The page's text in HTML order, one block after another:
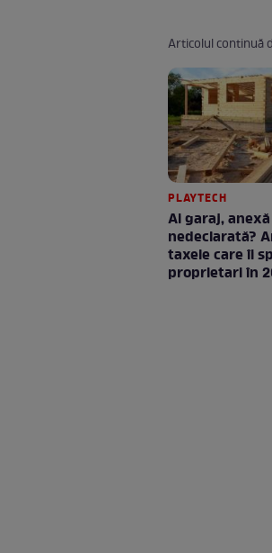
Articolul continuă
PLAYTECH
Ai garaj,
nedeclarată?
taxele care îi
proprietari în